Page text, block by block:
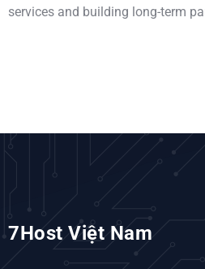
services and building long-term
7Host Việt Nam